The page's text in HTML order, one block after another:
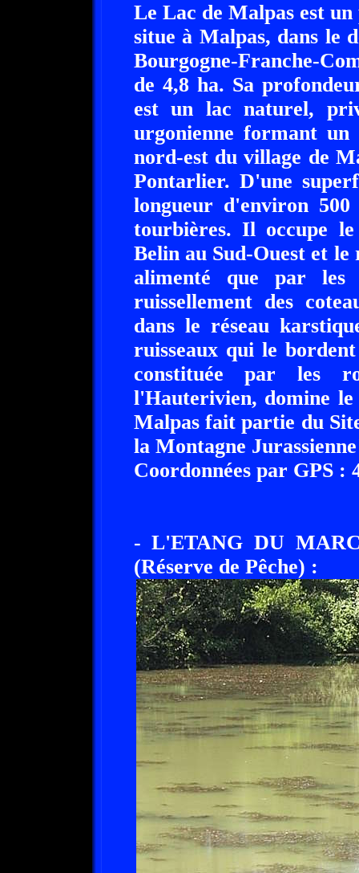
Le Lac de Malpas est
situe à Malpas, dans le
Bourgogne-Franche-
de 4,8 ha. Sa
est un lac naturel,
urgonienne formant
nord-est du village de
Pontarlier. D'une
longueur d'environ
tourbières. Il occupe
Belin au Sud-Ouest et
alimenté que par les
ruissellement des
dans le réseau
ruisseaux qui le
constituée par les
l'Hauterivien, domine
Malpas fait partie du
la Montagne
Coordonnées par GPS :
- L'ETANG DU
(Réserve de Pêche) :